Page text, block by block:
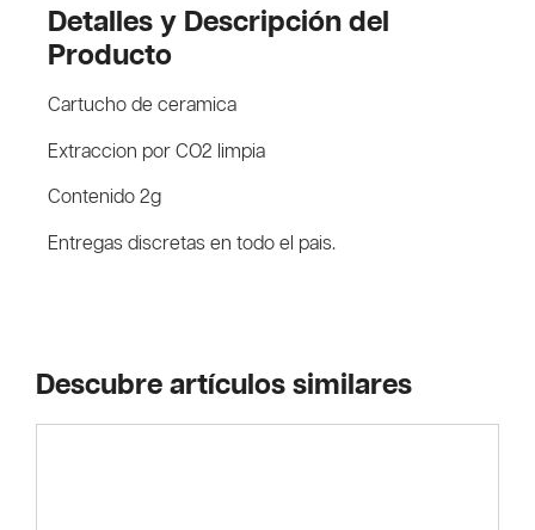
Detalles y Descripción del
Producto
Cartucho de ceramica
Extraccion por CO2 limpia
Contenido 2g
Entregas discretas en todo el pais.
Descubre artículos similares